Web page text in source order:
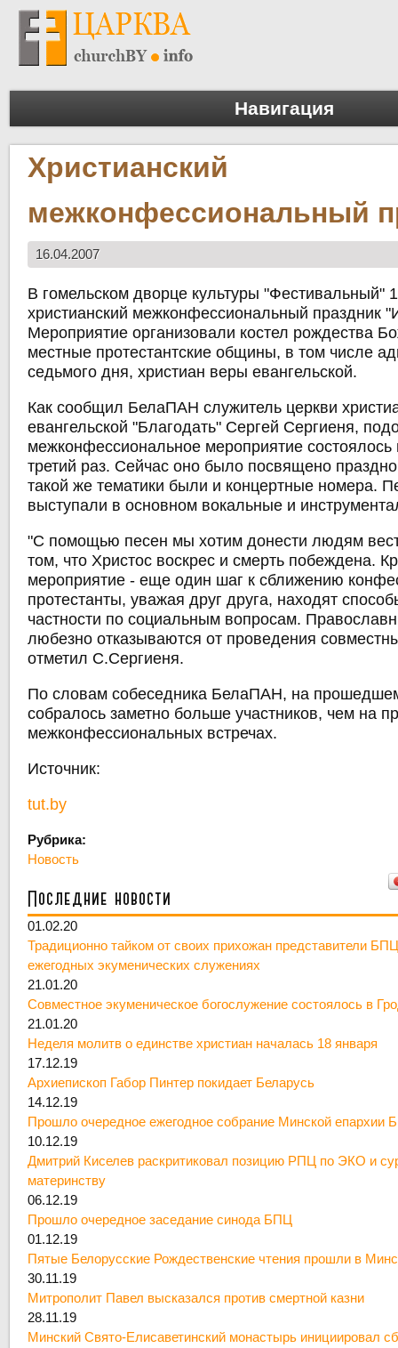
Навигация
Христианский
межконфессиональный
16.04.2007
В гомельском дворце культуры "Фестивальный"
христианский межконфессиональный праздник
Мероприятие организовали костел рождества
местные протестантские общины, в том числе
седьмого дня, христиан веры евангельской.
Как сообщил БелаПАН служитель церкви
евангельской "Благодать" Сергей Сергиеня,
межконфессиональное мероприятие
третий раз. Сейчас оно было посвящено
такой же тематики были и концертные номера.
выступали в основном вокальные и
"С помощью песен мы хотим донести людям
том, что Христос воскрес и смерть побеждена.
мероприятие - еще один шаг к сближению
протестанты, уважая друг друга, находят
частности по социальным вопросам.
любезно отказываются от проведения
отметил С.Сергиеня.
По словам собеседника БелаПАН, на
собралось заметно больше участников, чем на
межконфессиональных встречах.
Источник:
tut.by
Рубрика:
Новость
Последние новости
01.02.20
Традиционно тайком от своих прихожан представители
ежегодных экуменических служениях
21.01.20
Совместное экуменическое богослужение состоялось в
21.01.20
Неделя молитв о единстве христиан началась 18 января
17.12.19
Архиепископ Габор Пинтер покидает Беларусь
14.12.19
Прошло очередное ежегодное собрание Минской епархии
10.12.19
Дмитрий Киселев раскритиковал позицию РПЦ по ЭКО и
материнству
06.12.19
Прошло очередное заседание синода БПЦ
01.12.19
Пятые Белорусские Рождественские чтения прошли в
30.11.19
Митрополит Павел высказался против смертной казни
28.11.19
Минский Свято-Елисаветинский монастырь инициировал